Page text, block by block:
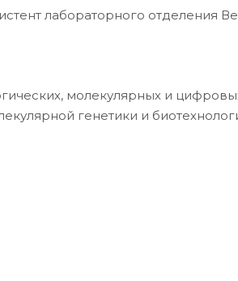
лабораторного отделения
молекулярных и
генетики и